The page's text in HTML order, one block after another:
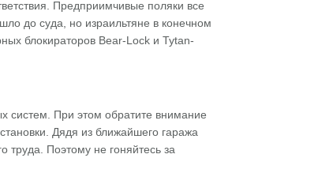
Предприимчивые поляки все
до суда, но израильтяне в конечном
блокираторов Bear-Lock и Tytan-
систем. При этом обратите внимание
Дядя из ближайшего гаража
труда. Поэтому не гоняйтесь за